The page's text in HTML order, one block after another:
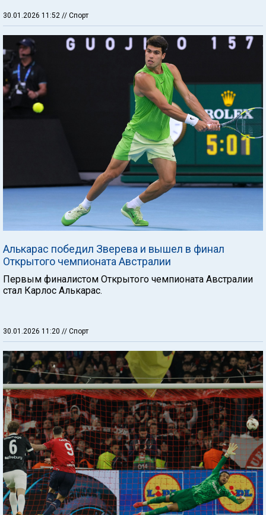
30.01.2026 11:52 // Спорт
Алькарас победил Зверева и вышел в финал
Открытого чемпионата Австралии
Первым финалистом Открытого чемпионата Австралии
стал Карлос Алькарас.
30.01.2026 11:20 // Спорт